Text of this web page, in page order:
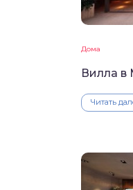
Дома
Вилла в
Читать